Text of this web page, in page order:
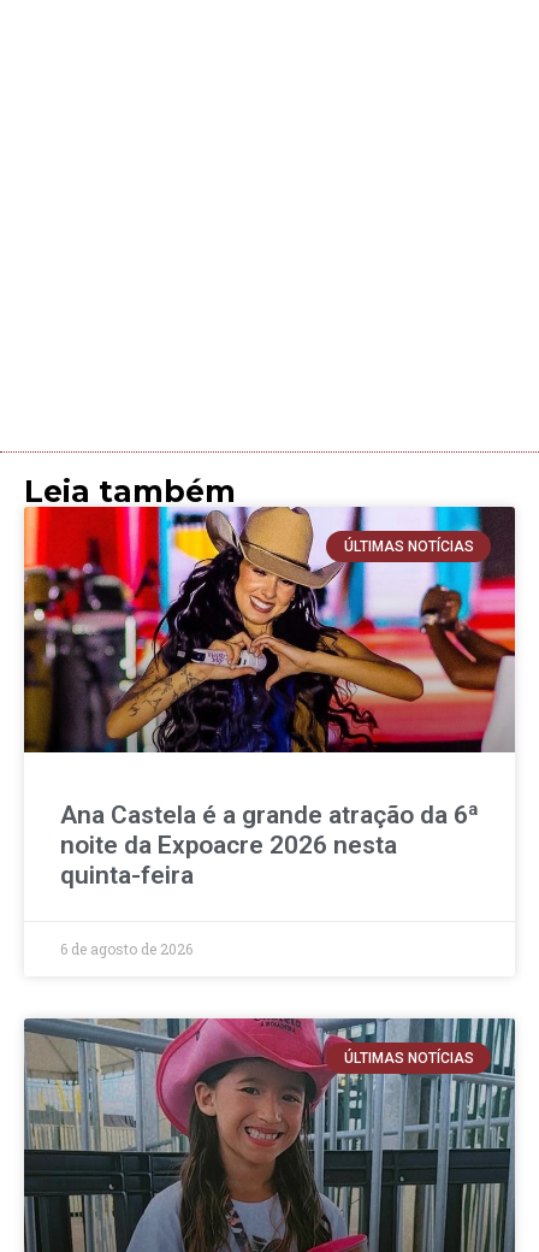
Leia também
ÚLTIMAS NOTÍCIAS
Ana Castela é a grande atração da 6ª
noite da Expoacre 2026 nesta
quinta-feira
6 de agosto de 2026
ÚLTIMAS NOTÍCIAS